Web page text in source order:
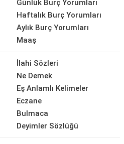
Günlük Burç Yorumları
Haftalık Burç Yorumları
Aylık Burç Yorumları
Maaş
İlahi Sözleri
Ne Demek
Eş Anlamlı Kelimeler
Eczane
Bulmaca
Deyimler Sözlüğü